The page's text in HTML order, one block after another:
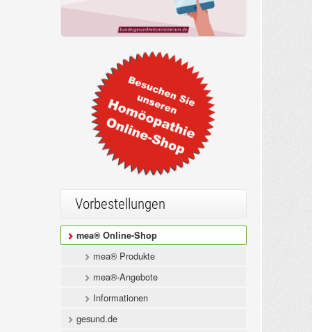
Vorbestellungen
mea® Online-Shop
mea® Produkte
mea®-Angebote
Informationen
gesund.de